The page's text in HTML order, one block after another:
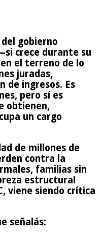
gobierno
crece durante su
el terreno de lo
juradas,
de ingresos. Es
pero sí es
obtienen,
un cargo
de millones de
contra la
familias sin
estructural
viene siendo crítica
señalás: